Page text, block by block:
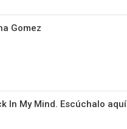
Gomez
In My Mind. Escúchalo aquí